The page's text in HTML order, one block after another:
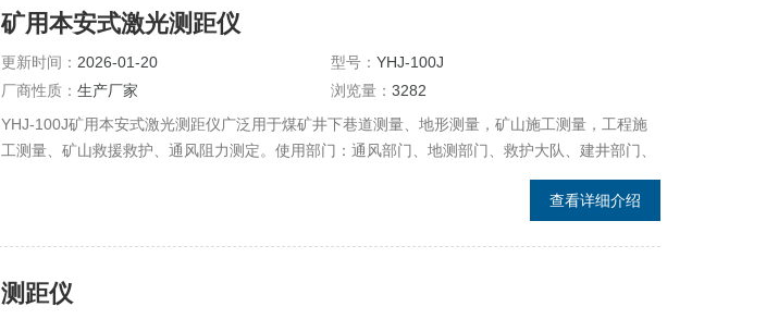
矿用本安式激光测距仪
更新时间： 2026-01-20 型号： YHJ-100J
厂商性质： 生产厂家 浏览量： 3282
YHJ-100J矿用本安式激光测距仪广泛用于煤矿井下巷道测量、地形测量，矿山施工测量，工程施
工测量、矿山救援救护、通风阻力测定。使用部门：通风部门、地测部门、救护大队、建井部门、
查看详细介绍
测距仪